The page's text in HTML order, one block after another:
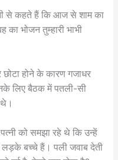
से कहते हैं कि आज से शाम का
का भोजन तुम्हारी भाभी
होने के कारण गजाधर
लिए बैठक में पतली-सी
को समझा रहे थे कि उन्हें
लड़के बच्चे हैं। पली जवाब देती